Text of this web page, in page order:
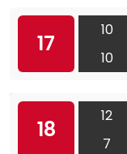
17
10
10
18
12
7